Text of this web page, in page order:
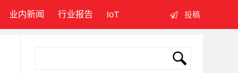
业内新闻 行业报告 IoT 投稿